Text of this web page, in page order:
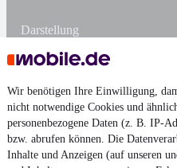
Wir benötigen Ihre Einwilligung,
nicht notwendige Cookies und
personenbezogene Daten (z. B. IP-
bzw. abrufen können. Die
Inhalte und Anzeigen (auf unseren
Darstellung